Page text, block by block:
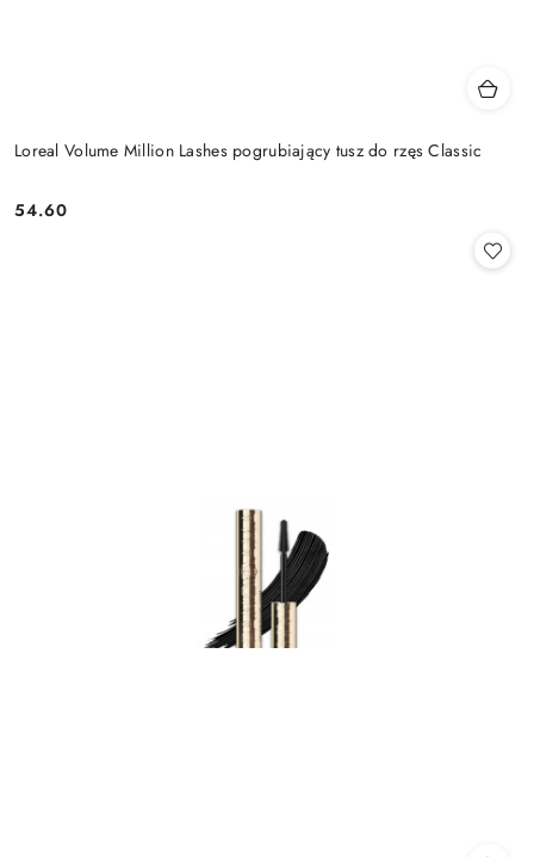
Loreal Volume Million Lashes pogrubiający tusz do rzęs Classic
Cena:
54.60